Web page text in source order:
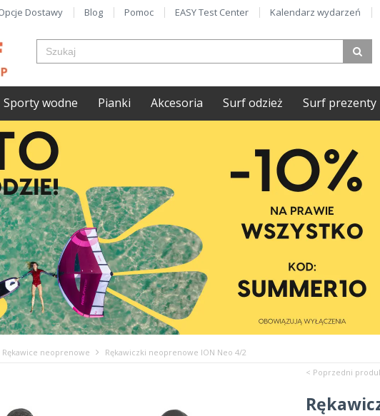
Dostawy Blog Pomoc EASY Test Center Kalendarz wydarzeń
Sporty wodne Pianki Akcesoria Surf odzież Surf prezenty
Rękawice neoprenowe
Rękawiczki neoprenowe ION Neo 4/2
< Poprzedni